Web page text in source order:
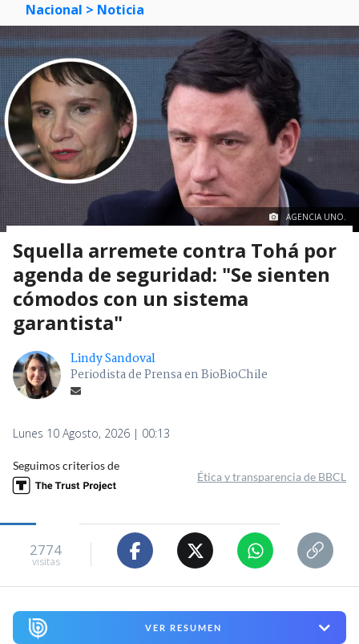
Nacional > Noticia
AGENCIA UNO.
Squella arremete contra Tohá por
agenda de seguridad: "Se sienten
cómodos con un sistema
garantista"
Lindy Sandoval
Periodista de Prensa en BioBioChile
Lunes 10 Agosto, 2026 | 00:13
Seguimos criterios de
Ética y transparencia de BBCL
2774
visitas
VER RESUMEN